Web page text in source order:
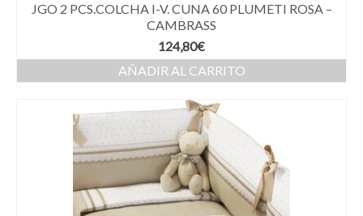
JGO 2 PCS.COLCHA I-V. CUNA 60 PLUMETI ROSA –
CAMBRASS
124,80€
AÑADIR AL CARRITO